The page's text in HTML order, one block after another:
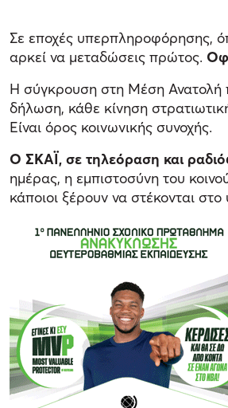
Σε εποχές υπερπληροφόρησης,
αρκεί να μεταδώσεις πρώτος.
Η σύγκρουση στη Μέση Ανατολή
δήλωση, κάθε κίνηση
Είναι όρος κοινωνικής συνοχής.
Ο ΣΚΑΪ, σε τηλεόραση και
ημέρας, η εμπιστοσύνη του
κάποιοι ξέρουν να στέκονται